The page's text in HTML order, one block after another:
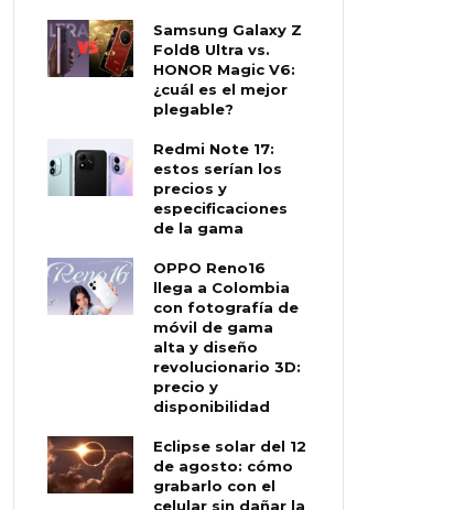
Samsung Galaxy Z
Fold8 Ultra vs.
HONOR Magic V6:
¿cuál es el mejor
plegable?
Redmi Note 17:
estos serían los
precios y
especificaciones
de la gama
OPPO Reno16
llega a Colombia
con fotografía de
móvil de gama
alta y diseño
revolucionario 3D:
precio y
disponibilidad
Eclipse solar del 12
de agosto: cómo
grabarlo con el
celular sin dañar la